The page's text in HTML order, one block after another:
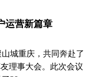
运营新篇章
城重庆，共同奔赴了
理事大会。此次会议